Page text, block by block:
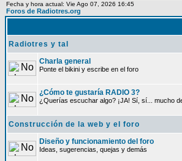
Fecha y hora actual: Vie Ago 07, 2026 16:45
Foros de Radiotres.org
Radiotres y tal
Charla general
Ponte el bikini y escribe en el foro
¿Cómo te gustaría RADIO 3?
¿Querías escuchar algo? ¡JA! Sí, sí... mucho
Construcción de la web y el foro
Diseño y funcionamiento del foro
Ideas, sugerencias, quejas y demás